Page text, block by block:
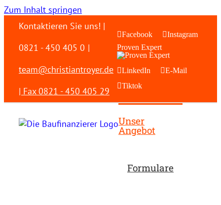
Zum Inhalt springen
Kontaktieren Sie uns! |
0821 - 450 405 0 |
team@christiantroyer.de
| Fax 0821 - 450 405 29
Facebook
Instagram
Proven Expert
LinkedIn
E-Mail
Tiktok
Unser
Angebot
Formulare